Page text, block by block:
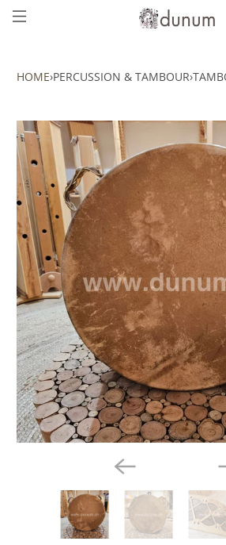
HOME›PERCUSSION & TAMBOUR›